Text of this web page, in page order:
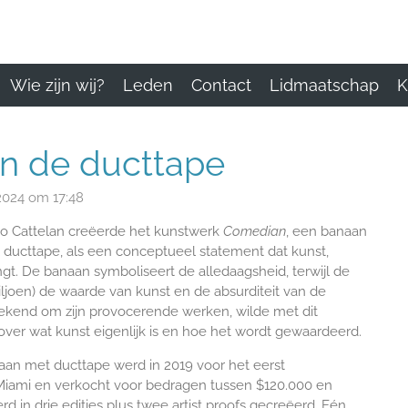
Wie zijn wij? Leden Contact Lidmaatschap
de ducttape
om 17:48
Cattelan creëerde het kunstwerk Comedian, een banaan
als een conceptueel statement dat kunst,
De banaan symboliseert de alledaagsheid, terwijl de
de waarde van kunst en de absurditeit van de
om zijn provocerende werken, wilde met dit
wat kunst eigenlijk is en hoe het wordt gewaardeerd.
met ducttape werd in 2019 voor het eerst
en verkocht voor bedragen tussen $120.000 en